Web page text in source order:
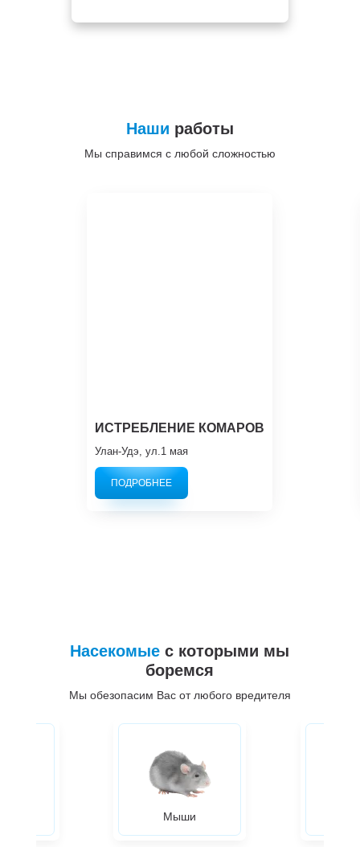
Наши работы
Мы справимся с любой сложностью
ИСТРЕБЛЕНИЕ КОМАРОВ
Улан-Удэ, ул.1 мая
ПОДРОБНЕЕ
Насекомые с которыми мы
боремся
Мы обезопасим Вас от любого вредителя
Мыши